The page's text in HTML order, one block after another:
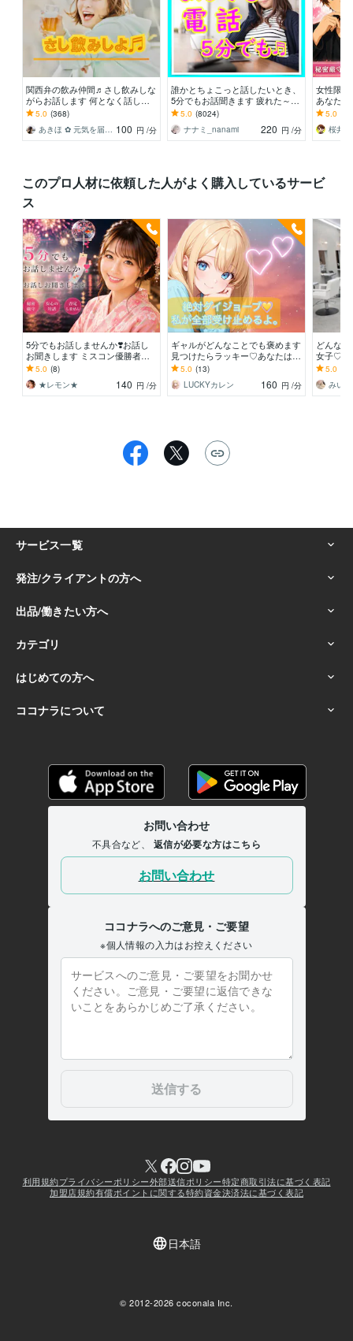
関西弁の飲み仲間♬さし飲みしな
がらお話します 何となく話した
い✨酔った時のいい気分のまま⭐︎
お話しましょう
5.0 (368)
あきほ ✿ 元気を届ける関西女子✨ 100 円 /分
誰かとちょこっと話したいとき、
5分でもお話聞きます 疲れた～、
でもカウンセリングじゃない、な
んとなく雑談聞いて～
5.0 (8024)
ナナミ_nanami
220 円 /分
女性限
あなた
で、あな
します。
5.0
このプロ人材に依頼した人がよく購入しているサービ
ス
5分でもお話しませんか❣️お話し
お聞きします ミスコン優勝者★M
BA★経営者の私とお話しません
か？
5.0 (8)
★レモン★
140 円 /分
ギャルがどんなことでも褒めます
見つけたらラッキー♡あなたは思
ってる100倍素敵♡
5.0 (13)
LUCKYカレン
160 円 /分
どんな
女子♡癒
す︎♡
5.0
みい